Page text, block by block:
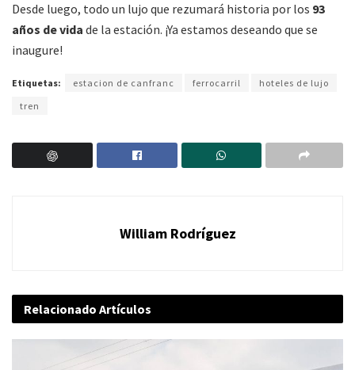
Desde luego, todo un lujo que rezumará historia por los 93
años de vida de la estación. ¡Ya estamos deseando que se
inaugure!
Etiquetas: estacion de canfranc ferrocarril
hoteles de lujo
tren
William Rodríguez
Relacionado Artículos